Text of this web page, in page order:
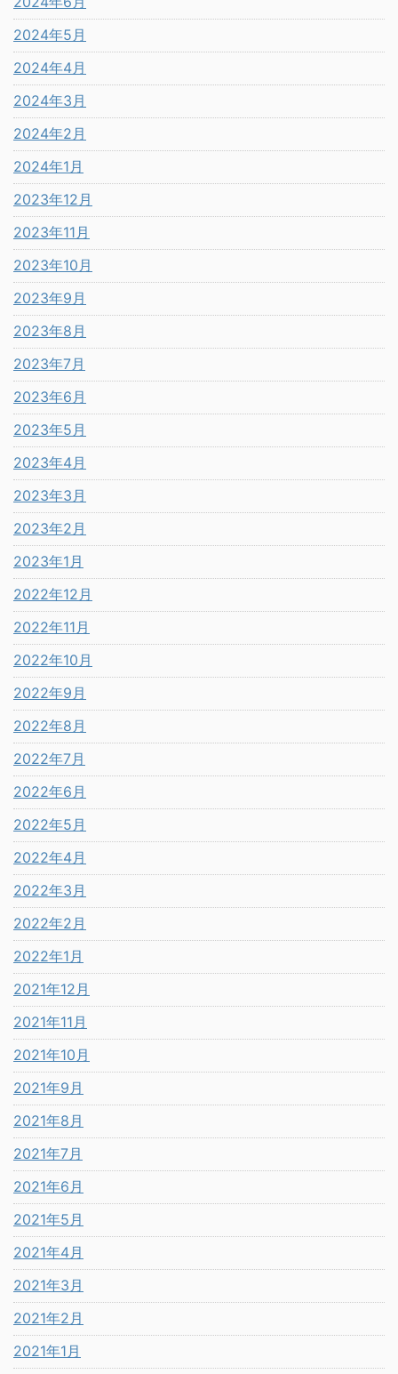
2024年5月
2024年4月
2024年3月
2024年2月
2024年1月
2023年12月
2023年11月
2023年10月
2023年9月
2023年8月
2023年7月
2023年6月
2023年5月
2023年4月
2023年3月
2023年2月
2023年1月
2022年12月
2022年11月
2022年10月
2022年9月
2022年8月
2022年7月
2022年6月
2022年5月
2022年4月
2022年3月
2022年2月
2022年1月
2021年12月
2021年11月
2021年10月
2021年9月
2021年8月
2021年7月
2021年6月
2021年5月
2021年4月
2021年3月
2021年2月
2021年1月